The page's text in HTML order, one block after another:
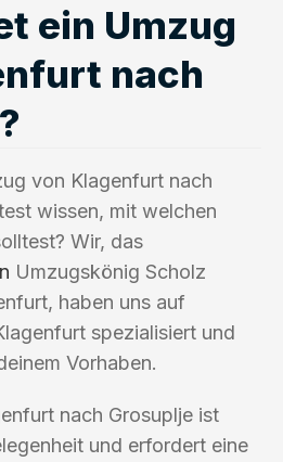
ein Umzug
nach
von Klagenfurt nach
wissen, mit welchen
Wir, das
Umzugskönig Scholz
haben uns auf
spezialisiert und
Vorhaben.
nach Grosuplje ist
und erfordert eine